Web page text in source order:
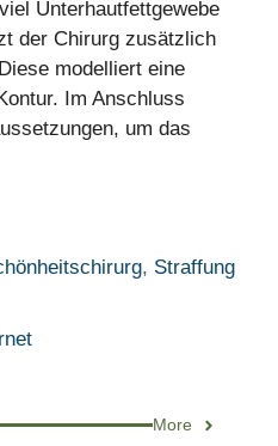
Unterhautfettgewebe
der Chirurg zusätzlich
modelliert eine
Im Anschluss
um das
, Straffung
More